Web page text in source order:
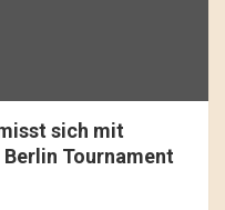
sich mit
Tournament